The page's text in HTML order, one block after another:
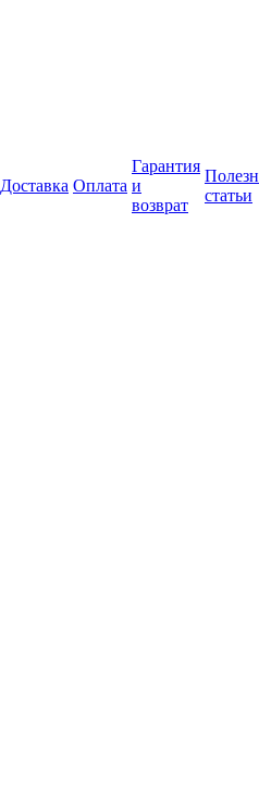
Доставка Оплата
Гарантия
и
возврат
статьи